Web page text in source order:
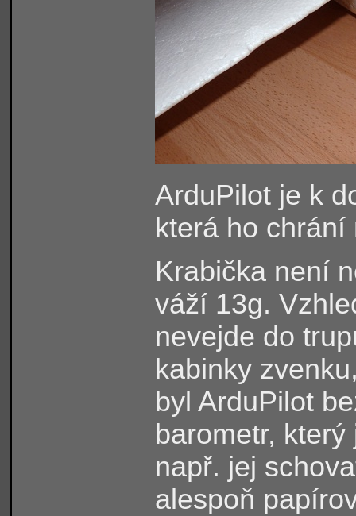
ArduPilot je k
která ho chrání
Krabička není
váží 13g.
nevejde do
kabinky
byl ArduPilot
barometr,
např. jej
alespoň